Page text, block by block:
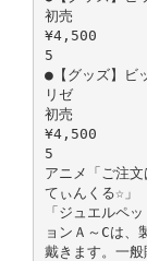
初売
¥4,500
5
●【グッズ】ビ
リゼ
初売
¥4,500
5
アニメ「ご注
てぃんくる☆」
「ジュエルペ
ョンＡ～Cは、
戴きます。一般